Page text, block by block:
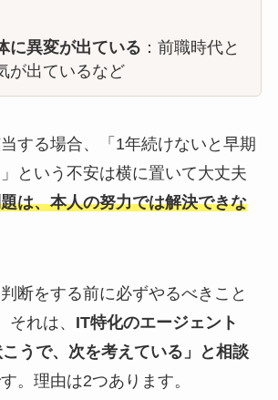
に異変が出ている ：前職時代と
が出ているなど
する場合、「1年続けないと早期
という不安は横に置いて大丈夫
は、本人の努力では解決できな
断をする前に必ずやるべきこと
それは、 IT特化のエージェント
うで、次を考えている」と相談
。理由は2つあります。